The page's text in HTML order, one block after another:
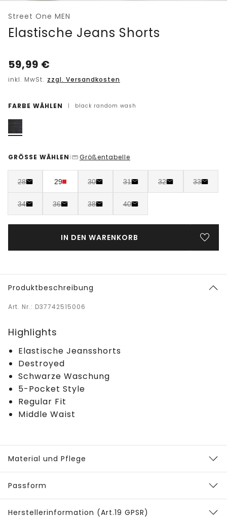
Street One MEN
Elastische Jeans Shorts
59,99 €
inkl. MwSt. zzgl. Versandkosten
FARBE WÄHLEN | black random wash
GRÖSSE WÄHLEN | Größentabelle
28 29 30 31 32 33
34 36 38 40
IN DEN WARENKORB
Produktbeschreibung
Art. Nr.: D37742515006
Highlights
Elastische Jeansshorts
Destroyed
Schwarze Waschung
5-Pocket Style
Regular Fit
Middle Waist
Material und Pflege
Passform
Herstellerinformation (Art.19 GPSR)